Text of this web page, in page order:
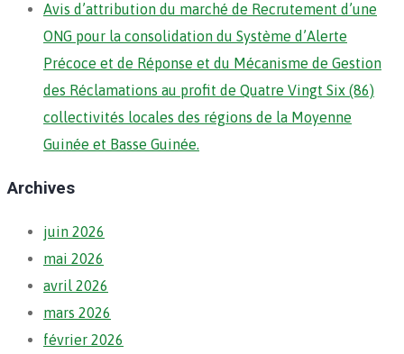
Avis d’attribution du marché de Recrutement d’une
ONG pour la consolidation du Système d’Alerte
Précoce et de Réponse et du Mécanisme de Gestion
des Réclamations au profit de Quatre Vingt Six (86)
collectivités locales des régions de la Moyenne
Guinée et Basse Guinée.
Archives
juin 2026
mai 2026
avril 2026
mars 2026
février 2026